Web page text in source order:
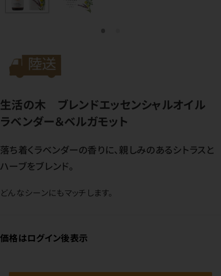
生活の木 ブレンドエッセンシャルオイル
ラベンダー＆ベルガモット
落ち着くラベンダーの香りに、親しみのあるシトラスと
ハーブをブレンド。
どんなシーンにもマッチします。
価格はログイン後表示